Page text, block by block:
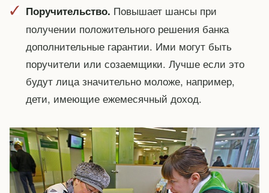
Поручительство. Повышает шансы при
получении положительного решения банка
дополнительные гарантии. Ими могут быть
поручители или созаемщики. Лучше если это
будут лица значительно моложе, например,
дети, имеющие ежемесячный доход.